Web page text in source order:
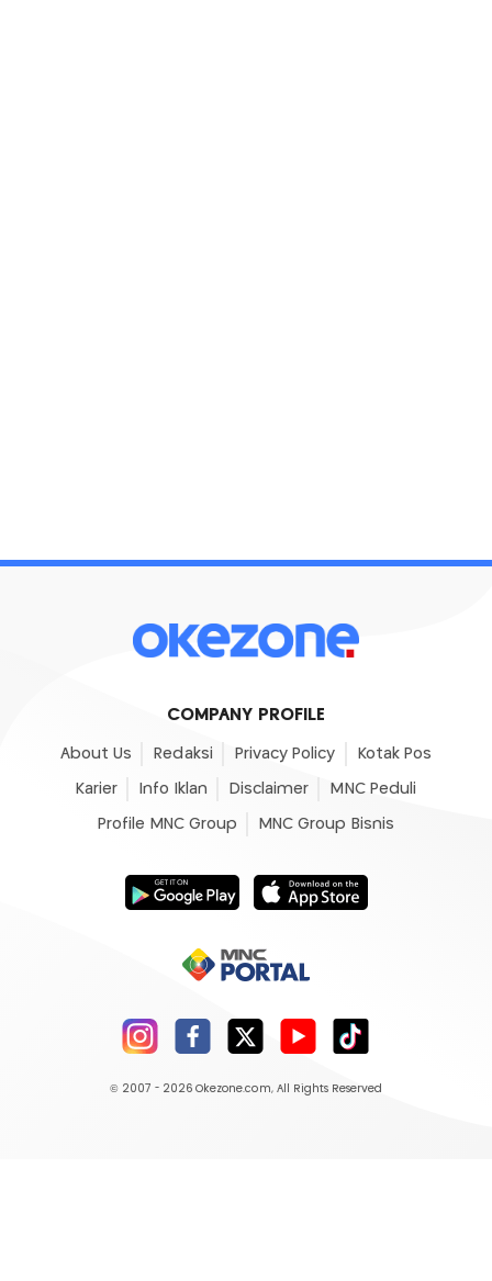
COMPANY PROFILE
About Us Redaksi Privacy Policy Kotak Pos
Karier Info Iklan Disclaimer MNC Peduli
Profile MNC Group MNC Group Bisnis
© 2007 - 2026 Okezone.com, All Rights Reserved